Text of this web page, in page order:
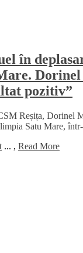
în
pozitiv”
Reșița, Dorinel
Satu Mare,
... , Read More